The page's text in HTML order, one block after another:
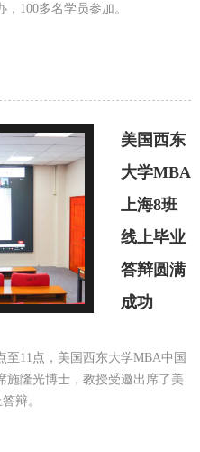
100多名学员参加。
美国西东
大学MBA
上海8班
线上毕业
答辩圆满
成功
至11点，美国西东大学MBA中国
施隆光博士，教授受邀出席了美
辩。